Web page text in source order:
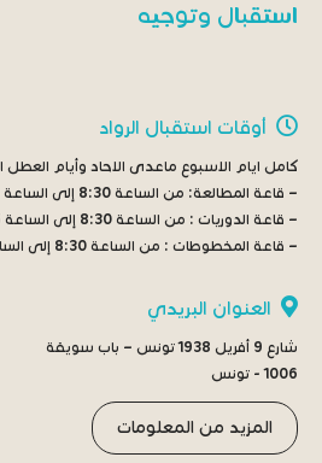
استقبال وتوجيه
أوقات استقبال الرواد
كامل ايام الاسبوع ماعدى الاحاد وأيام العطل
– قاعة المطالعة: من الساعة 8:30 إلى الساعة 19:45
– قاعة الدوريات : من الساعة 8:30 إلى الساعة 19:45
– قاعة المخطوطات : من الساعة 8:30 إلى الساعة 19:45
العنوان البريدي
شارع 9 أفريل 1938 تونس – باب سويقة
1006 - تونس
المزيد من المعلومات